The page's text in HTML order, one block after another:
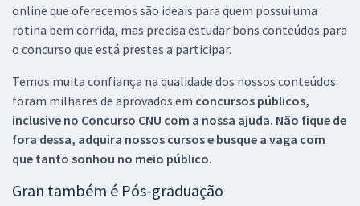
online que oferecemos são ideais para quem possui uma
rotina bem corrida, mas precisa estudar bons conteúdos para
o concurso que está prestes a participar.
Temos muita confiança na qualidade dos nossos conteúdos:
foram milhares de aprovados em concursos públicos,
inclusive no Concurso CNU com a nossa ajuda. Não fique de
fora dessa, adquira nossos cursos e busque a vaga com
que tanto sonhou no meio público.
Gran também é Pós-graduação